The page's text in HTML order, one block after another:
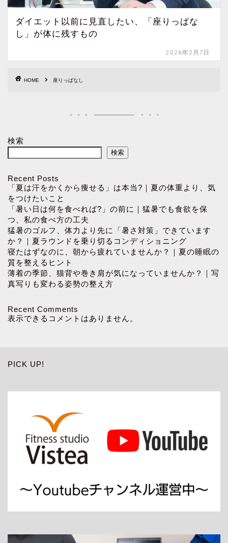
ダイエット以前に見直したい、「座りっぱな
し」が体に残すもの
2026年2月7日
HOME 座りっぱなし
検索
検索
Recent Posts
「夏は汗をかくから痩せる」は本当?｜夏の体重より、気
をつけたいこと
「暑い日は何を食べれば?」の前に｜猛暑でも食欲を保
つ、私の食べ方の工夫
猛暑のゴルフ、体力より先に「暑さ対策」できています
か？｜夏ラウンドを乗り切るコンディショニング
寝たはずなのに、朝から疲れていませんか？｜夏の睡眠の
質を整えるヒント
薄着の季節、猫背や巻き肩が気になっていませんか？｜写
真写りも変わる姿勢の整え方
Recent Comments
表示できるコメントはありません。
PICK UP!